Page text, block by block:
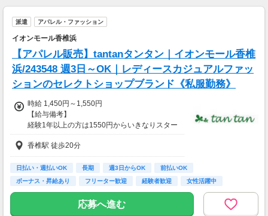
【入社祝金あり】
入社祝金20,000円支給（4,000円を5日間で支
給）
・交通費支給（自家用車、電車で現場に向かう
場合のみ）
派遣 アパレル・ファッション
イオンモール香椎浜
【アパレル販売】tantanタンタン｜イオンモール香椎
浜/243548 週3日～OK｜レディースカジュアルファッ
ションのセレクトショップブランド《私服勤務》
時給 1,450円～1,550円
【給与備考】
経験1年以上の方は1550円からいきなりスター
ト！経験1年未満の方も就業1年後には必ず155
0円に昇給します！
◆月収例
24万3千～26万円＋残業手当
6割のスタッフが利用中！働いた給料の一部を
最短即時支払い。
香椎駅 徒歩20分
日払い・週払いOK 長期 週3日からOK
前払いOK
ボーナス・昇給あり
フリーター歓迎 経験者歓迎
女性活躍中
高校卒業以上
応募へ進む